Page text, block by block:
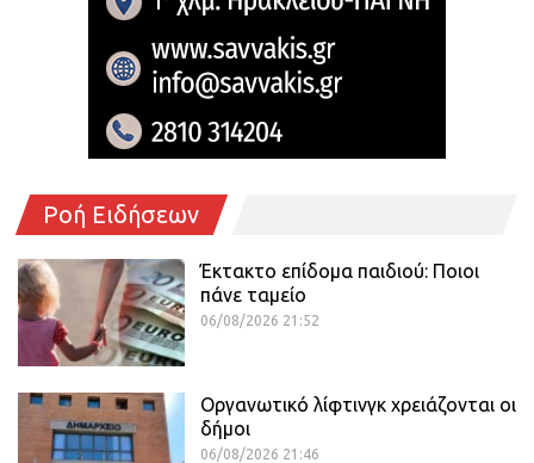
Ροή Ειδήσεων
Έκτακτο επίδομα παιδιού: Ποιοι
πάνε ταμείο
06/08/2026 21:52
Οργανωτικό λίφτινγκ χρειάζονται οι
δήμοι
06/08/2026 21:46